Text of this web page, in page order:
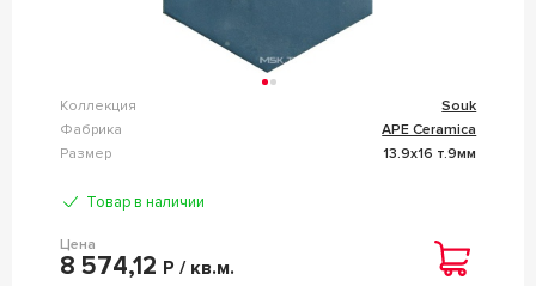
Коллекция
Souk
Фабрика
APE Ceramica
Размер
13.9x16 т.9мм
Товар в наличии
Цена
8 574,12 Р / кв.м.